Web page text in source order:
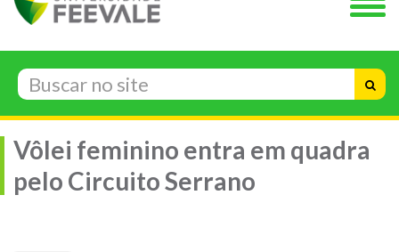
Vôlei feminino entra em quadra
pelo Circuito Serrano